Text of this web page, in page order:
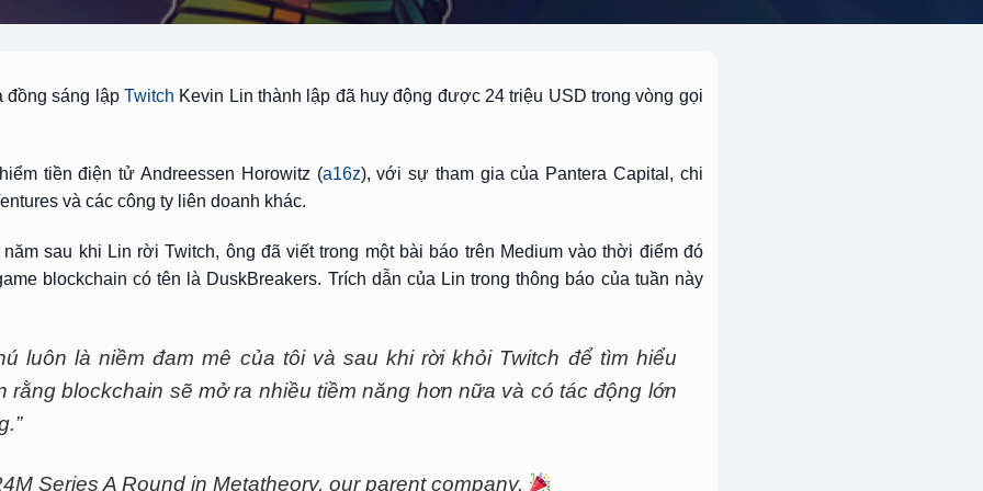
đồng sáng lập Twitch Kevin Lin thành lập đã huy động được 24 triệu USD trong vòng gọi
tiền điện tử Andreessen Horowitz (a16z), với sự tham gia của Pantera Capital, chi
và các công ty liên doanh khác.
sau khi Lin rời Twitch, ông đã viết trong một bài báo trên Medium vào thời điểm đó
blockchain có tên là DuskBreakers. Trích dẫn của Lin trong thông báo của tuần này
luôn là niềm đam mê của tôi và sau khi rời khỏi Twitch để tìm hiểu
blockchain sẽ mở ra nhiều tiềm năng hơn nữa và có tác động lớn
Series A Round in Metatheory, our parent company.